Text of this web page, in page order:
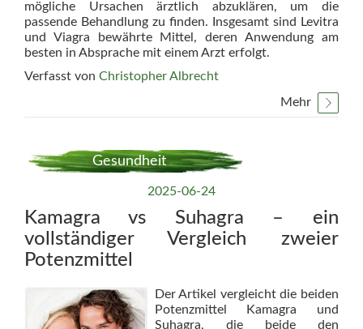
mögliche Ursachen ärztlich abzuklären, um die
passende Behandlung zu finden. Insgesamt sind Levitra
und Viagra bewährte Mittel, deren Anwendung am
besten in Absprache mit einem Arzt erfolgt.
Verfasst von Christopher Albrecht
Mehr
Gesundheit
2025-06-24
Kamagra vs Suhagra – ein
vollständiger Vergleich zweier
Potenzmittel
Der Artikel vergleicht die beiden
Potenzmittel Kamagra und
Suhagra, die beide den